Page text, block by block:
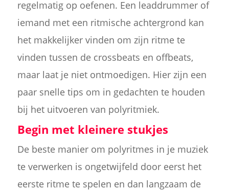
regelmatig op oefenen. Een leaddrummer of
iemand met een ritmische achtergrond kan
het makkelijker vinden om zijn ritme te
vinden tussen de crossbeats en offbeats,
maar laat je niet ontmoedigen. Hier zijn een
paar snelle tips om in gedachten te houden
bij het uitvoeren van polyritmiek.
Begin met kleinere stukjes
De beste manier om polyritmes in je muziek
te verwerken is ongetwijfeld door eerst het
eerste ritme te spelen en dan langzaam de